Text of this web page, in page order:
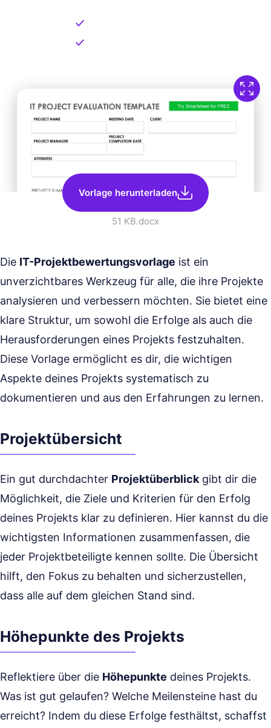
Vorlage herunterladen
51 KB.docx
Die IT-Projektbewertungsvorlage ist ein
unverzichtbares Werkzeug für alle, die ihre Projekte
analysieren und verbessern möchten. Sie bietet eine
klare Struktur, um sowohl die Erfolge als auch die
Herausforderungen eines Projekts festzuhalten.
Diese Vorlage ermöglicht es dir, die wichtigen
Aspekte deines Projekts systematisch zu
dokumentieren und aus den Erfahrungen zu lernen.
Projektübersicht
Ein gut durchdachter Projektüberblick gibt dir die
Möglichkeit, die Ziele und Kriterien für den Erfolg
deines Projekts klar zu definieren. Hier kannst du die
wichtigsten Informationen zusammenfassen, die
jeder Projektbeteiligte kennen sollte. Die Übersicht
hilft, den Fokus zu behalten und sicherzustellen,
dass alle auf dem gleichen Stand sind.
Höhepunkte des Projekts
Reflektiere über die Höhepunkte deines Projekts.
Was ist gut gelaufen? Welche Meilensteine hast du
erreicht? Indem du diese Erfolge festhältst, schaffst